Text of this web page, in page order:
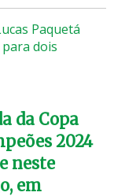
Paquetá
dois
da Copa
2024
neste
em